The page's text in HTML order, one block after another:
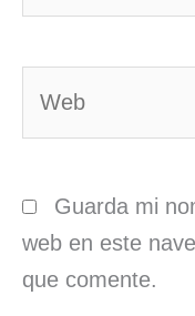
Guarda mi
web en este
que comente.